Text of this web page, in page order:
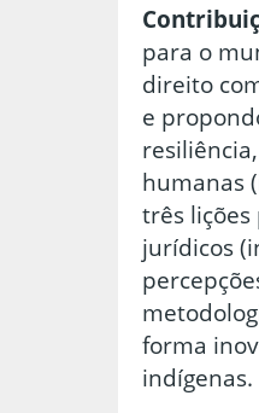
para o
direito
e
humanas
três
jurídicos
forma
indígenas.